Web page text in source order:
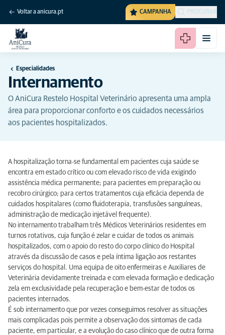
Voltar a anicura.pt CAMPANHA PROCURAR
Especialidades
Internamento
O AniCura Restelo Hospital Veterinário apresenta uma ampla
área para proporcionar conforto e os cuidados necessários
aos pacientes hospitalizados.
A hospitalização torna-se fundamental em pacientes cuja saúde se
encontra em estado crítico ou com elevado risco de vida exigindo
assistência médica permanente; para pacientes em preparação ou
recobro cirúrgico; para certos tratamentos cuja eficácia dependa de
cuidados hospitalares (como fluidoterapia, transfusões sanguíneas,
administração de medicação injetável frequente).
No internamento trabalham três Médicos Veterinários residentes em
turnos rotativos, cuja função é zelar e cuidar de todos os animais
hospitalizados, com o apoio do resto do corpo clínico do Hospital
através da discussão de casos e pela íntima ligação aos restantes
serviços do hospital. Uma equipa de oito enfermeiras e Auxiliares de
Veterinária devidamente treinada e com elevada formação e dedicação
zela em exclusividade pela recuperação e bem-estar de todos os
pacientes internados.
É sob internamento que por vezes conseguimos resolver as situações
mais complicadas pois permite a observação dos sintomas de cada
paciente, em particular, e a evolução do caso clínico que de outra forma